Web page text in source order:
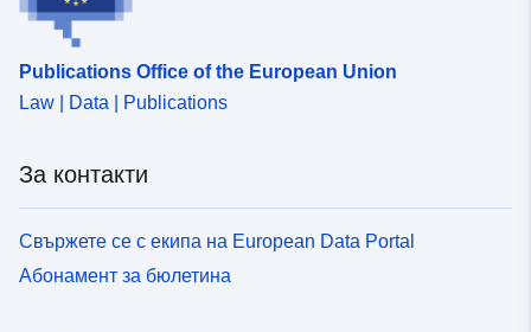
Publications Office of the European Union
Law | Data | Publications
За контакти
Свържете се с екипа на European Data Portal
Абонамент за бюлетина